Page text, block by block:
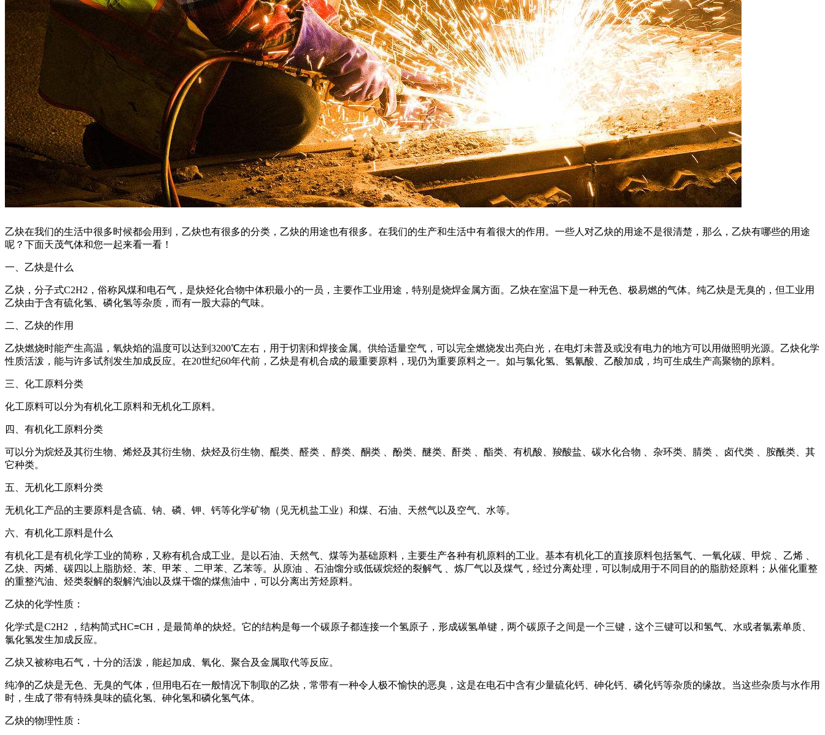
乙炔在我们的生活中很多时候都会用到，乙炔也有很多的分类，乙炔的用途也有很多。在我们的生产和生活中有着很大的作用。一些人对乙炔的用途不是很清楚，那么，乙炔有哪些的用途
呢？下面天茂气体和您一起来看一看！
一、乙炔是什么
乙炔，分子式C2H2，俗称风煤和电石气，是炔烃化合物中体积最小的一员，主要作工业用途，特别是烧焊金属方面。乙炔在室温下是一种无色、极易燃的气体。纯乙炔是无臭的，但工业用
乙炔由于含有硫化氢、磷化氢等杂质，而有一股大蒜的气味。
二、乙炔的作用
乙炔燃烧时能产生高温，氧炔焰的温度可以达到3200℃左右，用于切割和焊接金属。供给适量空气，可以完全燃烧发出亮白光，在电灯未普及或没有电力的地方可以用做照明光源。乙炔化学
性质活泼，能与许多试剂发生加成反应。在20世纪60年代前，乙炔是有机合成的最重要原料，现仍为重要原料之一。如与氯化氢、氢氰酸、乙酸加成，均可生成生产高聚物的原料。
三、化工原料分类
化工原料可以分为有机化工原料和无机化工原料。
四、有机化工原料分类
可以分为烷烃及其衍生物、烯烃及其衍生物、炔烃及衍生物、醌类、醛类 、醇类、酮类 、酚类、醚类、酐类 、酯类、有机酸、羧酸盐、碳水化合物 、杂环类、腈类 、卤代类 、胺酰类、其
它种类。
五、无机化工原料分类
无机化工产品的主要原料是含硫、钠、磷、钾、钙等化学矿物（见无机盐工业）和煤、石油、天然气以及空气、水等。
六、有机化工原料是什么
有机化工是有机化学工业的简称，又称有机合成工业。是以石油、天然气、煤等为基础原料，主要生产各种有机原料的工业。基本有机化工的直接原料包括氢气、一氧化碳、甲烷 、乙烯 、
乙炔、丙烯、碳四以上脂肪烃、苯、甲苯 、二甲苯、乙苯等。从原油 、石油馏分或低碳烷烃的裂解气 、炼厂气以及煤气，经过分离处理，可以制成用于不同目的的脂肪烃原料；从催化重整
的重整汽油、烃类裂解的裂解汽油以及煤干馏的煤焦油中，可以分离出芳烃原料。
乙炔的化学性质：
化学式是C2H2 ，结构简式HC≡CH，是最简单的炔烃。它的结构是每一个碳原子都连接一个氢原子，形成碳氢单键，两个碳原子之间是一个三键，这个三键可以和氢气、水或者氯素单质、
氯化氢发生加成反应。
乙炔又被称电石气，十分的活泼，能起加成、氧化、聚合及金属取代等反应。
纯净的乙炔是无色、无臭的气体，但用电石在一般情况下制取的乙炔，常带有一种令人极不愉快的恶臭，这是在电石中含有少量硫化钙、砷化钙、磷化钙等杂质的缘故。当这些杂质与水作用
时，生成了带有特殊臭味的硫化氢、砷化氢和磷化氢气体。
乙炔的物理性质：